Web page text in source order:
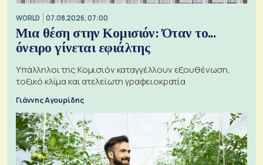
WORLD 07.08.2026, 07:00
Μια θέση στην Κομισιόν: Όταν το...
όνειρο γίνεται εφιάλτης
Υπάλληλοι της Κομισιόν καταγγέλλουν εξουθένωση,
τοξικό κλίμα και ατελείωτη γραφειοκρατία
Γιάννης Αγουρίδης